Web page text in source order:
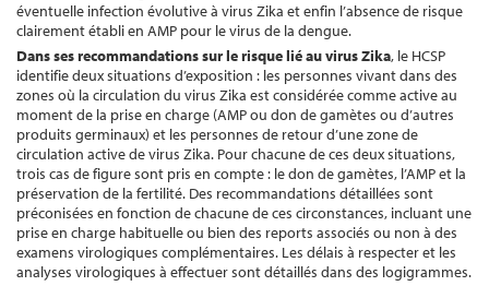
éventuelle infection évolutive à virus Zika et enfin l’absence de risque
clairement établi en AMP pour le virus de la dengue.
Dans ses recommandations sur le risque lié au virus Zika, le HCSP
identifie deux situations d’exposition : les personnes vivant dans des
zones où la circulation du virus Zika est considérée comme active au
moment de la prise en charge (AMP ou don de gamètes ou d’autres
produits germinaux) et les personnes de retour d’une zone de
circulation active de virus Zika. Pour chacune de ces deux situations,
trois cas de figure sont pris en compte : le don de gamètes, l’AMP et la
préservation de la fertilité. Des recommandations détaillées sont
préconisées en fonction de chacune de ces circonstances, incluant une
prise en charge habituelle ou bien des reports associés ou non à des
examens virologiques complémentaires. Les délais à respecter et les
analyses virologiques à effectuer sont détaillés dans des logigrammes.